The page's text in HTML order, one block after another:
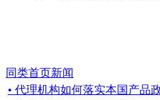
同类首页新闻
• 代理机构如何落实本国产品